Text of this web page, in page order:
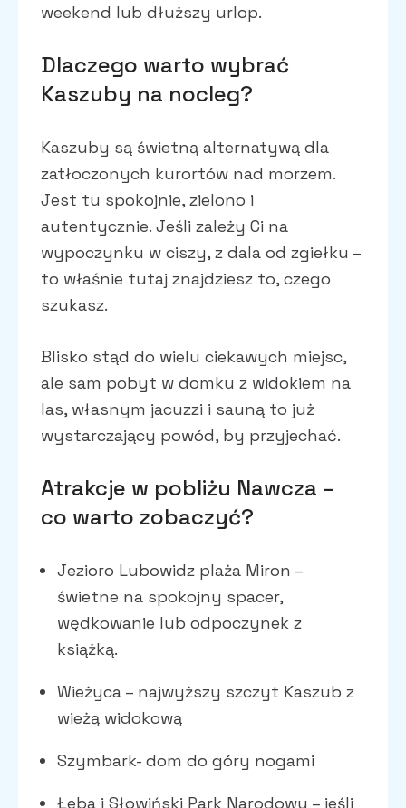
weekend lub dłuższy urlop.
Dlaczego warto wybrać
Kaszuby na nocleg?
Kaszuby są świetną alternatywą dla
zatłoczonych kurortów nad morzem.
Jest tu spokojnie, zielono i
autentycznie. Jeśli zależy Ci na
wypoczynku w ciszy, z dala od zgiełku –
to właśnie tutaj znajdziesz to, czego
szukasz.
Blisko stąd do wielu ciekawych miejsc,
ale sam pobyt w domku z widokiem na
las, własnym jacuzzi i sauną to już
wystarczający powód, by przyjechać.
Atrakcje w pobliżu Nawcza –
co warto zobaczyć?
Jezioro Lubowidz plaża Miron –
świetne na spokojny spacer,
wędkowanie lub odpoczynek z
książką.
Wieżyca – najwyższy szczyt Kaszub z
wieżą widokową
Szymbark- dom do góry nogami
Łeba i Słowiński Park Narodowy – jeśli